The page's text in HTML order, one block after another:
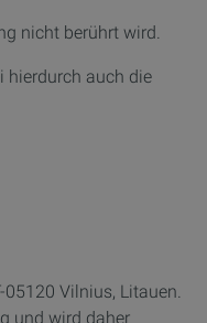
nicht berührt wird.
hierdurch auch die
Vilnius, Litauen.
und wird daher